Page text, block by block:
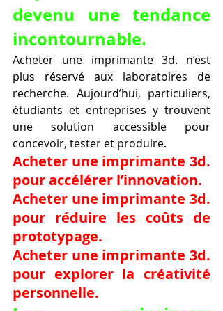
devenu une tendance
incontournable.
Acheter une imprimante 3d. n’est
plus réservé aux laboratoires de
recherche. Aujourd’hui, particuliers,
étudiants et entreprises y trouvent
une solution accessible pour
concevoir, tester et produire.
Acheter une imprimante 3d.
pour accélérer l’innovation.
Acheter une imprimante 3d.
pour réduire les coûts de
prototypage.
Acheter une imprimante 3d.
pour explorer la créativité
personnelle.